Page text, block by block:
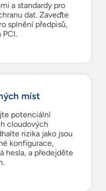
a standardy pro
dat. Zaveďte
splnění předpisů,
PCI.
míst
potenciální
cloudových
rizika jako jsou
konfigurace,
hesla, a předejděte